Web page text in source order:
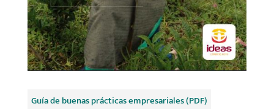
Guía de buenas prácticas empresariales (PDF)